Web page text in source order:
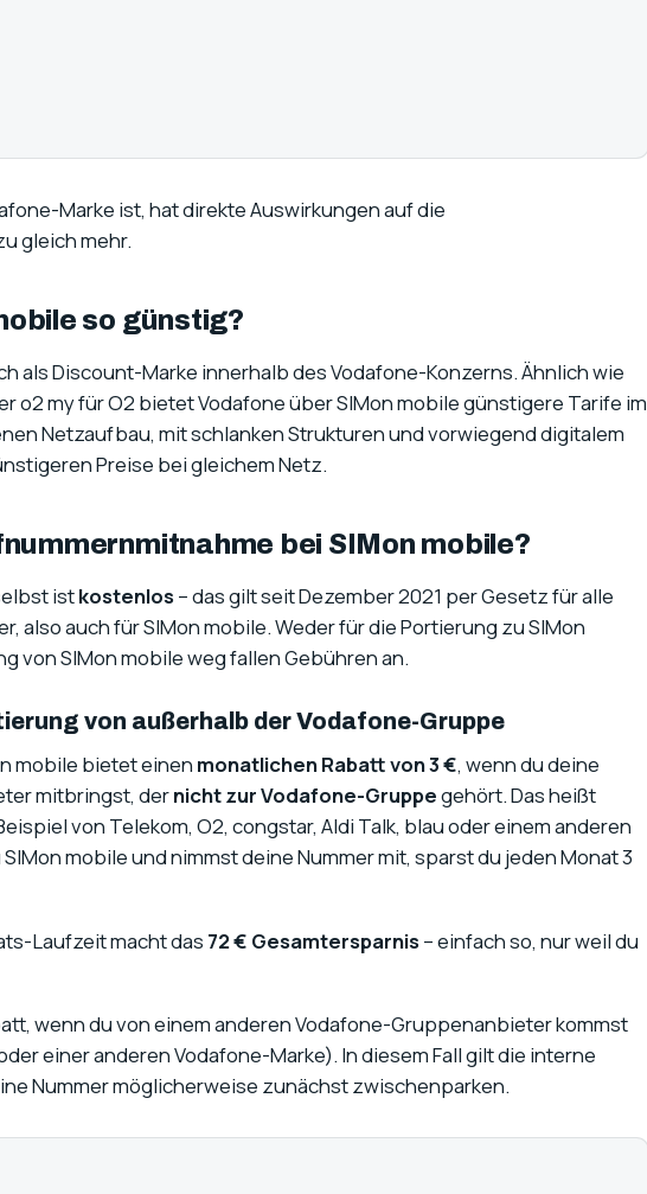
Marke ist, hat direkte Auswirkungen auf die
gleich mehr.
so günstig?
als Discount-Marke innerhalb des Vodafone-Konzerns. Ähnlich wie
o2 my für O2 bietet Vodafone über SIMon mobile günstigere Tarife im
Netzaufbau, mit schlanken Strukturen und vorwiegend digitalem
Preise bei gleichem Netz.
bei SIMon mobile?
istkostenlos – das gilt seit Dezember 2021 per Gesetz für alle
also auch für SIMon mobile. Weder für die Portierung zu SIMon
von SIMon mobile weg fallen Gebühren an.
von außerhalb der Vodafone-Gruppe
mobile bietet einen monatlichen Rabatt von 3 €, wenn du deine
mitbringst, dernicht zur Vodafone-Gruppegehört. Das heißt
von Telekom, O2, congstar, Aldi Talk, blau oder einem anderen
mobile und nimmst deine Nummer mit, sparst du jeden Monat 3
Laufzeit macht das 72 € Gesamtersparnis – einfach so, nur weil du
wenn du von einem anderen Vodafone-Gruppenanbieter kommst
einer anderen Vodafone-Marke). In diesem Fall gilt die interne
Nummer möglicherweise zunächst zwischenparken.